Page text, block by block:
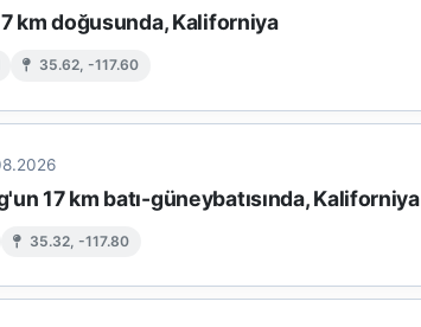
km doğusunda, Kaliforniya
35.62, -117.60
17 km batı-güneybatısında, Kaliforniya
35.32, -117.80